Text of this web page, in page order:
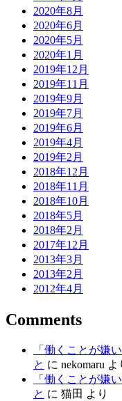
2020年8月
2020年6月
2020年5月
2020年1月
2019年12月
2019年11月
2019年9月
2019年7月
2019年6月
2019年4月
2019年2月
2018年12月
2018年11月
2018年10月
2018年5月
2018年2月
2017年12月
2013年3月
2013年2月
2012年4月
Comments
「働くことが嫌
と に nekomaru よ
「働くことが嫌
と に 猫田 より